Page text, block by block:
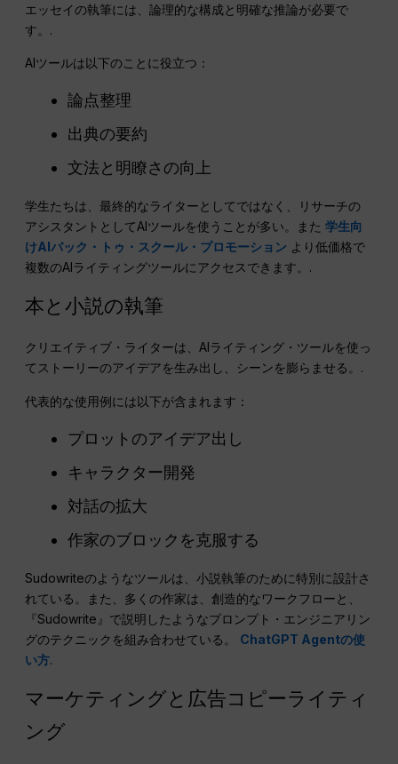
エッセイの執筆には、論理的な構成と明確な推論が必要で
す。.
AIツールは以下のことに役立つ：
論点整理
出典の要約
文法と明瞭さの向上
学生たちは、最終的なライターとしてではなく、リサーチの
アシスタントとしてAIツールを使うことが多い。また学生向
けAIバック・トゥ・スクール・プロモーション より低価格で
複数のAIライティングツールにアクセスできます。.
本と小説の執筆
クリエイティブ・ライターは、AIライティング・ツールを使っ
てストーリーのアイデアを生み出し、シーンを膨らませる。.
代表的な使用例には以下が含まれます：
プロットのアイデア出し
キャラクター開発
対話の拡大
作家のブロックを克服する
Sudowriteのようなツールは、小説執筆のために特別に設計さ
れている。また、多くの作家は、創造的なワークフローと、
『Sudowrite』で説明したようなプロンプト・エンジニアリン
グのテクニックを組み合わせている。 ChatGPT Agentの使
い方.
マーケティングと広告コピーライティ
ング